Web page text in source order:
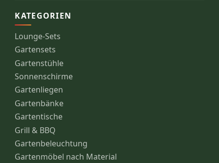
KATEGORIEN
Lounge-Sets
Gartensets
Gartenstühle
Sonnenschirme
Gartenliegen
Gartenbänke
Gartentische
Grill & BBQ
Gartenbeleuchtung
Gartenmöbel nach Material